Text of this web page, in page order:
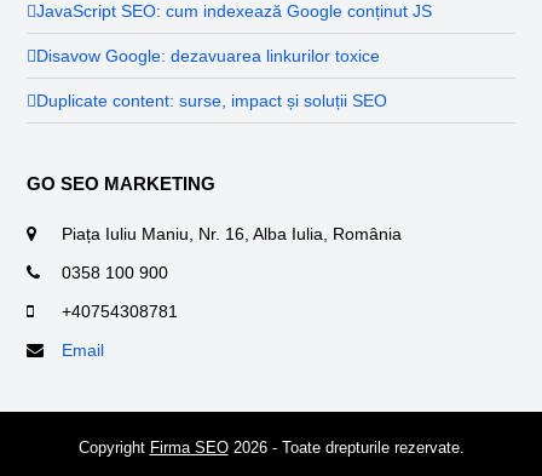
JavaScript SEO: cum indexează Google conținut JS
Disavow Google: dezavuarea linkurilor toxice
Duplicate content: surse, impact și soluții SEO
GO SEO MARKETING
Piața Iuliu Maniu, Nr. 16, Alba Iulia, România
0358 100 900
+40754308781
Email
Copyright Firma SEO2026 - Toate drepturile rezervate.